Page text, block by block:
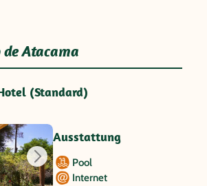
de Atacama
(Standard)
Ausstattung
Pool
Internet